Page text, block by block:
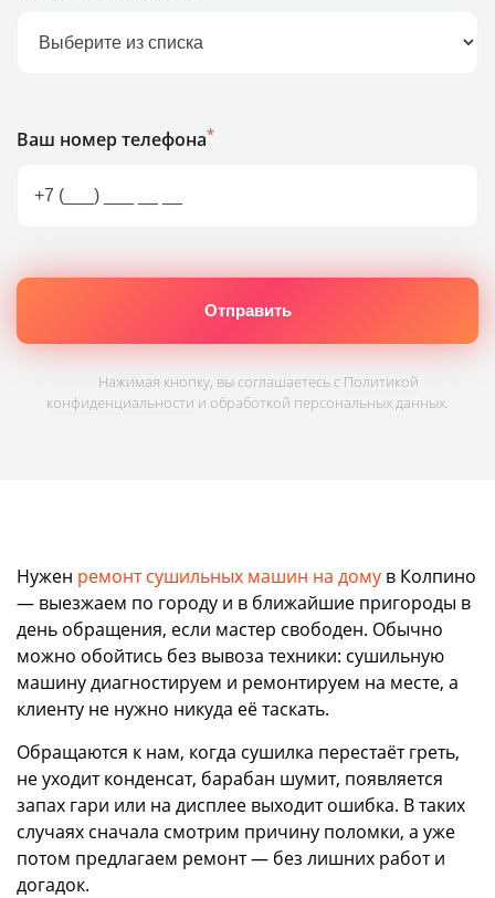
Ваш номер телефона*
Нажимая кнопку, вы соглашаетесь с Политикой
конфиденциальности и обработкой персональных данных.
Нужен ремонт сушильных машин на дому в Колпино
— выезжаем по городу и в ближайшие пригороды в
день обращения, если мастер свободен. Обычно
можно обойтись без вывоза техники: сушильную
машину диагностируем и ремонтируем на месте, а
клиенту не нужно никуда её таскать.
Обращаются к нам, когда сушилка перестаёт греть,
не уходит конденсат, барабан шумит, появляется
запах гари или на дисплее выходит ошибка. В таких
случаях сначала смотрим причину поломки, а уже
потом предлагаем ремонт — без лишних работ и
догадок.